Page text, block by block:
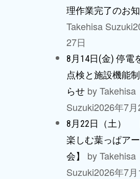
理作業完了のお
Takehisa Suzuki
27日
8月14日(金) 停電
点検と施設機能
らせ by Takehisa
Suzuki2026年7月
8月22日（土）
楽しむ葉っぱア
会】
by Takehisa
Suzuki2026年7月